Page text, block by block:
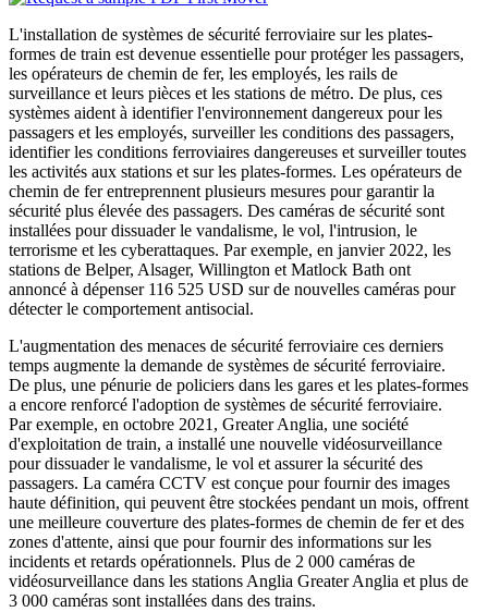
L'installation de systèmes de sécurité ferroviaire sur les plates-
formes de train est devenue essentielle pour protéger les passagers,
les opérateurs de chemin de fer, les employés, les rails de
surveillance et leurs pièces et les stations de métro. De plus, ces
systèmes aident à identifier l'environnement dangereux pour les
passagers et les employés, surveiller les conditions des passagers,
identifier les conditions ferroviaires dangereuses et surveiller toutes
les activités aux stations et sur les plates-formes. Les opérateurs de
chemin de fer entreprennent plusieurs mesures pour garantir la
sécurité plus élevée des passagers. Des caméras de sécurité sont
installées pour dissuader le vandalisme, le vol, l'intrusion, le
terrorisme et les cyberattaques. Par exemple, en janvier 2022, les
stations de Belper, Alsager, Willington et Matlock Bath ont
annoncé à dépenser 116 525 USD sur de nouvelles caméras pour
détecter le comportement antisocial.
L'augmentation des menaces de sécurité ferroviaire ces derniers
temps augmente la demande de systèmes de sécurité ferroviaire.
De plus, une pénurie de policiers dans les gares et les plates-formes
a encore renforcé l'adoption de systèmes de sécurité ferroviaire.
Par exemple, en octobre 2021, Greater Anglia, une société
d'exploitation de train, a installé une nouvelle vidéosurveillance
pour dissuader le vandalisme, le vol et assurer la sécurité des
passagers. La caméra CCTV est conçue pour fournir des images
haute définition, qui peuvent être stockées pendant un mois, offrent
une meilleure couverture des plates-formes de chemin de fer et des
zones d'attente, ainsi que pour fournir des informations sur les
incidents et retards opérationnels. Plus de 2 000 caméras de
vidéosurveillance dans les stations Anglia Greater Anglia et plus de
3 000 caméras sont installées dans des trains.